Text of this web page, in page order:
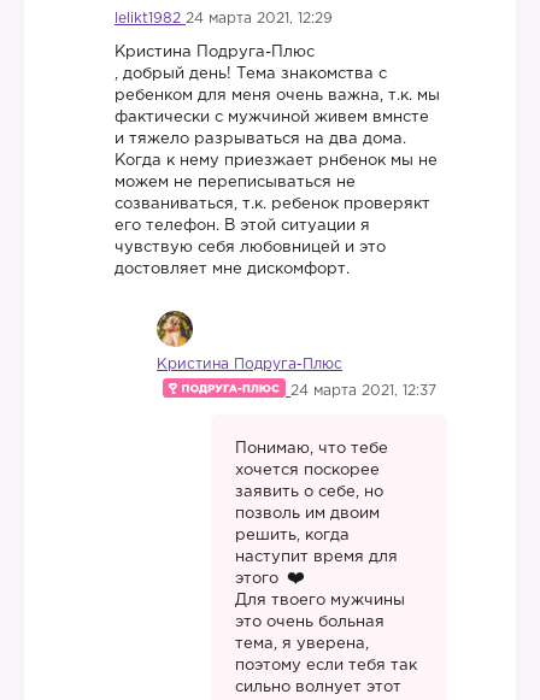
lelikt1982 24 марта 2021, 12:29
Кристина Подруга-Плюс
, добрый день! Тема знакомства с
ребенком для меня очень важна, т.к. мы
фактически с мужчиной живем вмнсте
и тяжело разрываться на два дома.
Когда к нему приезжает рнбенок мы не
можем не переписываться не
созваниваться, т.к. ребенок проверякт
его телефон. В этой ситуации я
чувствую себя любовницей и это
достовляет мне дискомфорт.
Кристина Подруга-Плюс
24 марта 2021, 12:37
Понимаю, что тебе
хочется поскорее
заявить о себе, но
позволь им двоим
решить, когда
наступит время для
этого
Для твоего мужчины
это очень больная
тема, я уверена,
поэтому если тебя так
сильно волнует этот